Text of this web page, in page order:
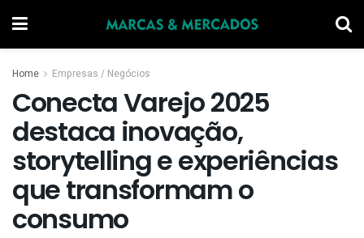
Home Empresas / Negócios
Conecta Varejo 2025
destaca inovação,
storytelling e experiências
que transformam o
consumo